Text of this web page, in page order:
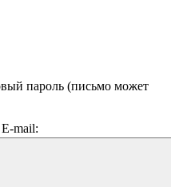
пароль (письмо может
E-mail: